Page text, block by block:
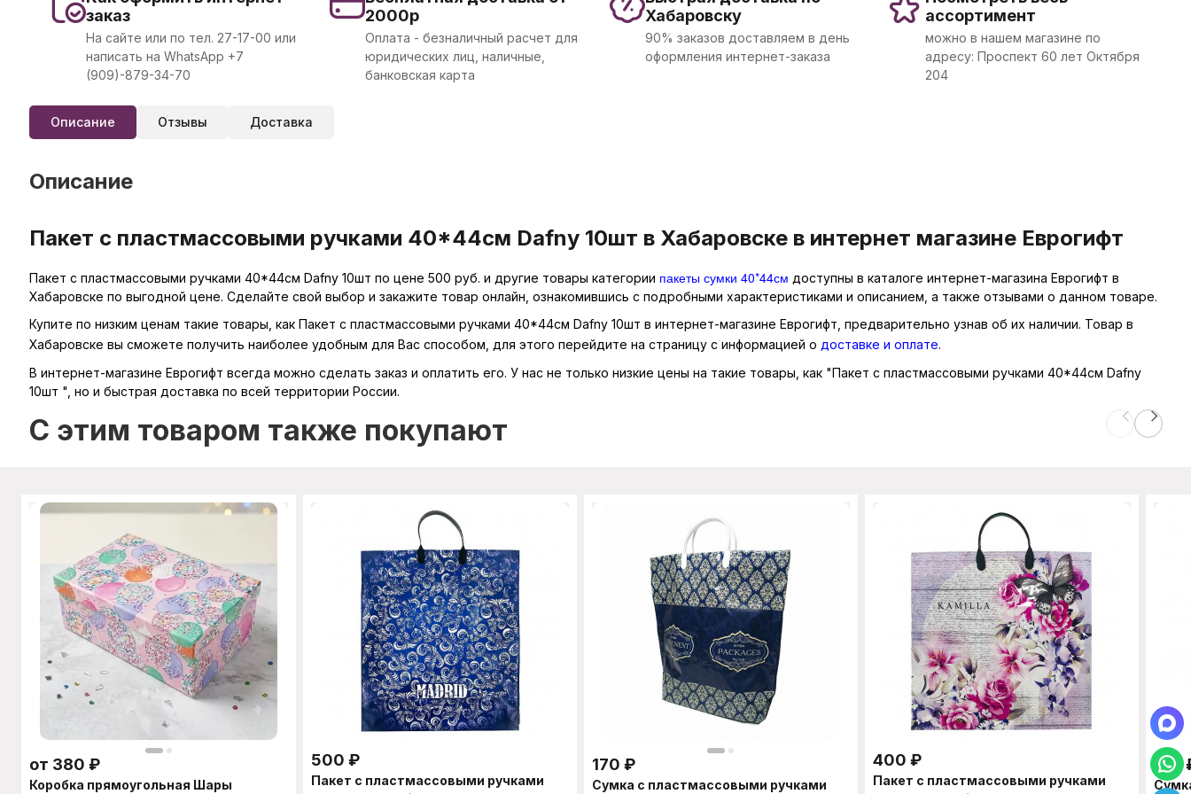
заказ
На сайте или по тел. 27-17-00 или
написать на WhatsApp +7
(909)-879-34-70
2000р
Оплата - безналичный расчет для
юридических лиц, наличные,
банковская карта
Хабаровску
90% заказов доставляем в день
оформления интернет-заказа
ассортимент
можно в нашем магазине по
адресу: Проспект 60 лет Октября
204
Описание Отзывы Доставка
Описание
Пакет с пластмассовыми ручками 40*44см Dafny 10шт в Хабаровске в интернет магазине Еврогифт
Пакет с пластмассовыми ручками 40*44см Dafny 10шт по цене 500 руб. и другие товары категории пакеты сумки 40*44см доступны в каталоге интернет-магазина Еврогифт в
Хабаровске по выгодной цене. Сделайте свой выбор и закажите товар онлайн, ознакомившись с подробными характеристиками и описанием, а также отзывами о данном товаре.
Купите по низким ценам такие товары, как Пакет с пластмассовыми ручками 40*44см Dafny 10шт в интернет-магазине Еврогифт, предварительно узнав об их наличии. Товар в
Хабаровске вы сможете получить наиболее удобным для Вас способом, для этого перейдите на страницу с информацией о доставке и оплате.
В интернет-магазине Еврогифт всегда можно сделать заказ и оплатить его. У нас не только низкие цены на такие товары, как "Пакет с пластмассовыми ручками 40*44см Dafny
10шт ", но и быстрая доставка по всей территории России.
C этим товаром также покупают
от 380 ₽
Коробка прямоугольная Шары
500 ₽
Пакет с пластмассовыми ручками
170 ₽
Сумка с пластмассовыми ручками
400 ₽
Пакет с пластмассовыми ручками
170